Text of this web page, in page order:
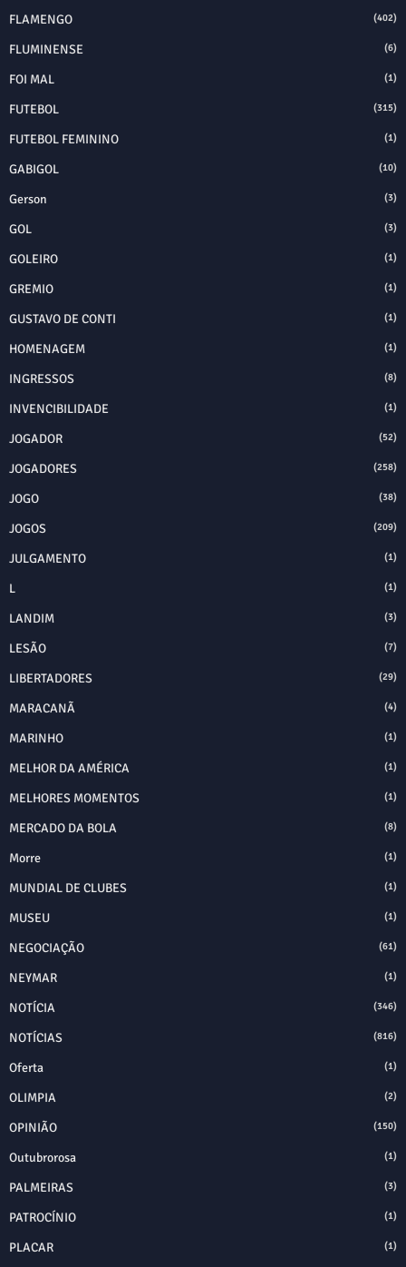
FLAMENGO (402)
FLUMINENSE (6)
FOI MAL (1)
FUTEBOL (315)
FUTEBOL FEMININO (1)
GABIGOL (10)
Gerson (3)
GOL (3)
GOLEIRO (1)
GREMIO (1)
GUSTAVO DE CONTI (1)
HOMENAGEM (1)
INGRESSOS (8)
INVENCIBILIDADE (1)
JOGADOR (52)
JOGADORES (258)
JOGO (38)
JOGOS (209)
JULGAMENTO (1)
L (1)
LANDIM (3)
LESÃO (7)
LIBERTADORES (29)
MARACANÃ (4)
MARINHO (1)
MELHOR DA AMÉRICA (1)
MELHORES MOMENTOS (1)
MERCADO DA BOLA (8)
Morre (1)
MUNDIAL DE CLUBES (1)
MUSEU (1)
NEGOCIAÇÃO (61)
NEYMAR (1)
NOTÍCIA (346)
NOTÍCIAS (816)
Oferta (1)
OLIMPIA (2)
OPINIÃO (150)
Outubrorosa (1)
PALMEIRAS (3)
PATROCÍNIO (1)
PLACAR (1)